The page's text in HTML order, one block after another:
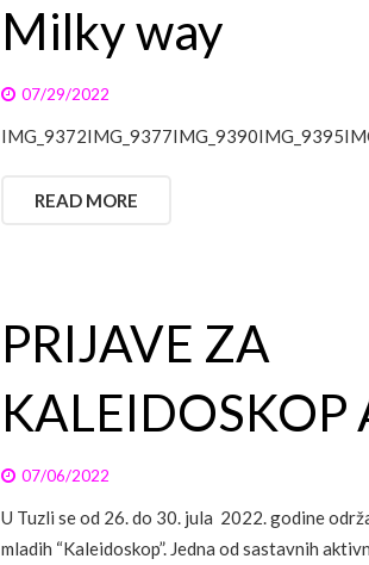
Milky way
07/29/2022
READ MORE
PRIJAVE ZA
KALEIDOSKOP
07/06/2022
U Tuzli se od 26. do 30. jula 2022. godine
mladih “Kaleidoskop”. Jedna od sastavnih